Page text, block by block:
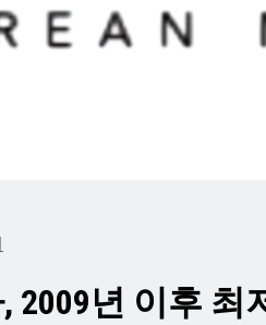
2009년 이후